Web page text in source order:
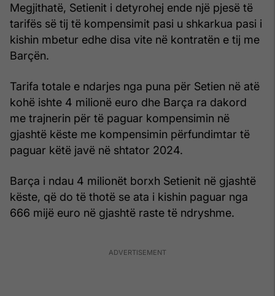
Megjithatë, Setienit i detyrohej ende një pjesë të
tarifës së tij të kompensimit pasi u shkarkua pasi i
kishin mbetur edhe disa vite në kontratën e tij me
Barçën.
Tarifa totale e ndarjes nga puna për Setien në atë
kohë ishte 4 milionë euro dhe Barça ra dakord
me trajnerin për të paguar kompensimin në
gjashtë këste me kompensimin përfundimtar të
paguar këtë javë në shtator 2024.
Barça i ndau 4 milionët borxh Setienit në gjashtë
këste, që do të thotë se ata i kishin paguar nga
666 mijë euro në gjashtë raste të ndryshme.